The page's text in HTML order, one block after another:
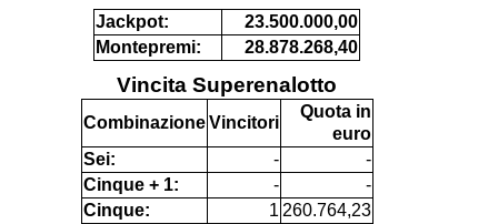
Jackpot:
23.500.000,00
Montepremi:
28.878.268,40
Vincita Superenalotto
Combinazione Vincitori
Quota in
euro
Sei:
-
-
Cinque + 1:
-
-
Cinque:
1 260.764,23